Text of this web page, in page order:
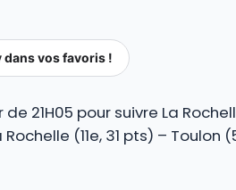
vos favoris !
21H05 pour suivre La
(11e, 31 pts) – Toulon